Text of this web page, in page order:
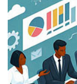
viết